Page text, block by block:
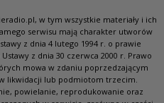
w tym wszystkie materiały i ich
serwisu mają charakter utworów
z dnia 4 lutego 1994 r. o prawie
z dnia 30 czerwca 2000 r. Prawo
mowa w zdaniu poprzedzającym
likwidacji lub podmiotom trzecim.
powielanie, reprodukowanie oraz